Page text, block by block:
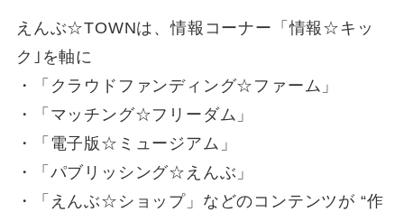
えんぶ☆TOWNは、情報コーナー「情報☆キッ
ク｣を軸に
・「クラウドファンディング☆ファーム」
・「マッチング☆フリーダム」
・「電子版☆ミュージアム」
・「パブリッシング☆えんぶ」
・「えんぶ☆ショップ」などのコンテンツが “作